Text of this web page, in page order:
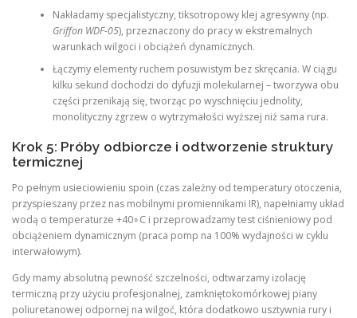
Nakładamy specjalistyczny, tiksotropowy klej agresywny (np.
Griffon WDF-05), przeznaczony do pracy w ekstremalnych
warunkach wilgoci i obciążeń dynamicznych.
Łączymy elementy ruchem posuwistym bez skręcania. W ciągu
kilku sekund dochodzi do dyfuzji molekularnej – tworzywa obu
części przenikają się, tworząc po wyschnięciu jednolity,
monolityczny zgrzew o wytrzymałości wyższej niż sama rura.
Krok 5: Próby odbiorcze i odtworzenie struktury
termicznej
Po pełnym usieciowieniu spoin (czas zależny od temperatury otoczenia,
przyspieszany przez nas mobilnymi promiennikami IR), napełniamy układ
wodą o temperaturze +40∘C i przeprowadzamy test ciśnieniowy pod
obciążeniem dynamicznym (praca pomp na 100% wydajności w cyklu
interwałowym).
Gdy mamy absolutną pewność szczelności, odtwarzamy izolację
termiczną przy użyciu profesjonalnej, zamkniętokomórkowej piany
poliuretanowej odpornej na wilgoć, która dodatkowo usztywnia rury i